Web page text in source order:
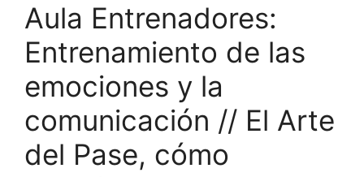
Aula Entrenadores:
Entrenamiento de las
emociones y la
comunicación // El Arte
del Pase, cómo